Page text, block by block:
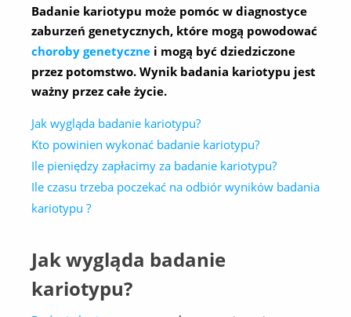
Badanie kariotypu może pomóc w diagnostyce
zaburzeń genetycznych, które mogą powodować
choroby genetyczne i mogą być dziedziczone
przez potomstwo. Wynik badania kariotypu jest
ważny przez całe życie.
Jak wygląda badanie kariotypu?
Kto powinien wykonać badanie kariotypu?
Ile pieniędzy zapłacimy za badanie kariotypu?
Ile czasu trzeba poczekać na odbiór wyników badania
kariotypu ?
Jak wygląda badanie
kariotypu?